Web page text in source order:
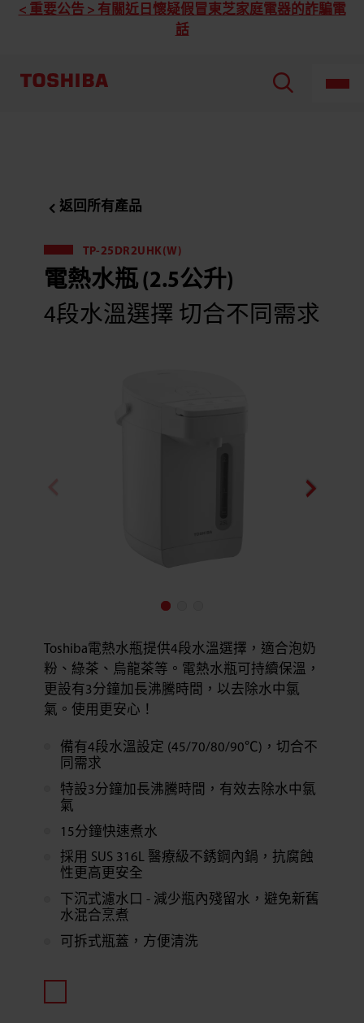
Toshiba< 重要公告 > 有關近日懷疑假冒東芝家庭電器的詐騙電
話
返回所有產品
TP-25DR2UHK(W)
電熱水瓶 (2.5公升)
4段水溫選擇 切合不同需求
Toshiba電熱水瓶提供4段水溫選擇，適合泡奶
粉、綠茶、烏龍茶等。電熱水瓶可持續保溫，
更設有3分鐘加長沸騰時間，以去除水中氯
氣。使用更安心！
備有4段水溫設定 (45/70/80/90℃)，切合不
同需求
特設3分鐘加長沸騰時間，有效去除水中氯
氣
15分鐘快速煮水
採用 SUS 316L 醫療級不銹鋼內鍋，抗腐蝕
性更高更安全
下沉式濾水口 - 減少瓶內殘留水，避免新舊
水混合烹煮
可拆式瓶蓋，方便清洗